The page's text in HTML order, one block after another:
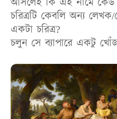
চরিত্রটি কেবলি অন্য
একটা চরিত্র?
চলুন সে ব্যাপারে একটু